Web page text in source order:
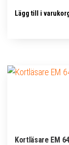
Lägg till i
Kortläsare EM